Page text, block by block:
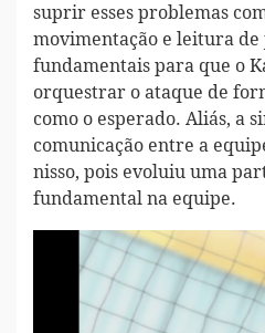
suprir esses problemas
movimentação e leitura
fundamentais para que o
orquestrar o ataque de
como o esperado. Aliás, a
comunicação entre a
nisso, pois evoluiu uma
fundamental na equipe.